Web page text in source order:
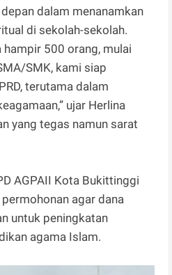
dalam menanamkan
di sekolah-sekolah.
500 orang, mulai
SMK, kami siap
terutama dalam
ujar Herlina
yang tegas namun sarat
AGPAII Kota Bukittinggi
agar dana
untuk peningkatan
agama Islam.